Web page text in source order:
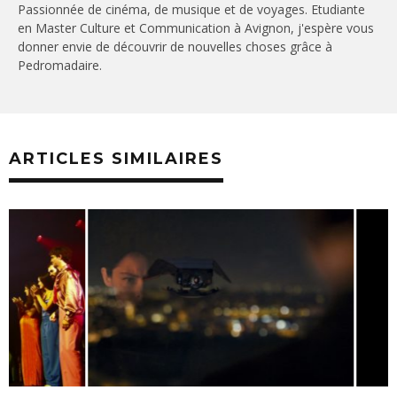
Passionnée de cinéma, de musique et de voyages. Etudiante
en Master Culture et Communication à Avignon, j'espère vous
donner envie de découvrir de nouvelles choses grâce à
Pedromadaire.
ARTICLES SIMILAIRES